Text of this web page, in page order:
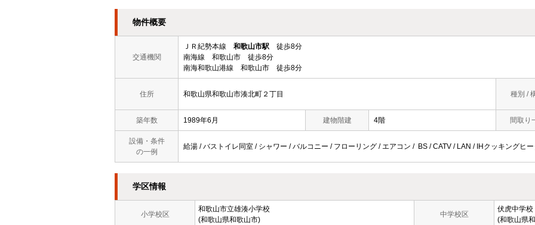
物件概要
交通機関
ＪＲ紀勢本線 和歌山市駅 徒歩8分
南海線 和歌山市 徒歩8分
南海和歌山港線 和歌山市 徒歩8分
住所 和歌山県和歌山市湊北町２丁目 種別 /
築年数 1989年6月 建物階建 4階 間取り
設備・条件
の一例
給湯 / バストイレ同室 / シャワー / バルコニー / フローリング / エアコン / BS / CATV / LAN / IHクッキングヒ
学区情報
小学校区
和歌山市立雄湊小学校
(和歌山県和歌山市)
中学校区
伏虎中学校
(和歌山県